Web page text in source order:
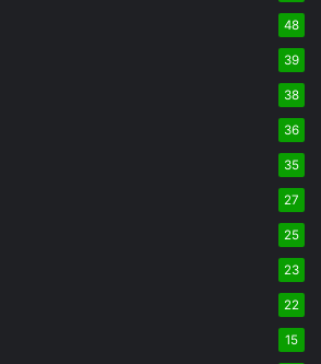
48
39
38
36
35
27
25
23
22
15